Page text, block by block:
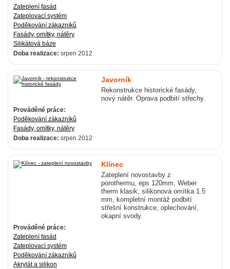
Zateplení fasád
Zateplovací systém
Poděkování zákazníků
Fasády, omítky, nátěry
Silikátová báze
Doba realizace: srpen 2012
Javorník
Rekonstrukce historické fasády,
nový nátěr. Oprava podbití střechy.
Prováděné práce:
Poděkování zákazníků
Fasády, omítky, nátěry
Doba realizace: srpen 2012
Klínec
Zateplení novostavby z
porothermu, eps 120mm, Weber
therm klasik, silikonová omítka 1.5
mm, kompletní montáž podbití
střešní konstrukce, oplechování,
okapní svody.
Prováděné práce:
Zateplení fasád
Zateplovací systém
Poděkování zákazníků
Akrylát a silikon